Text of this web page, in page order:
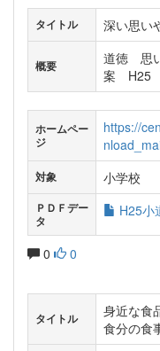
タイトル 深い思い
概要
道徳 思
案 H25
ホームペー
ジ
https://
対象 小学校
ＰＤＦデー
タ
H25小
0 0
タイトル
身近な食
食分の食